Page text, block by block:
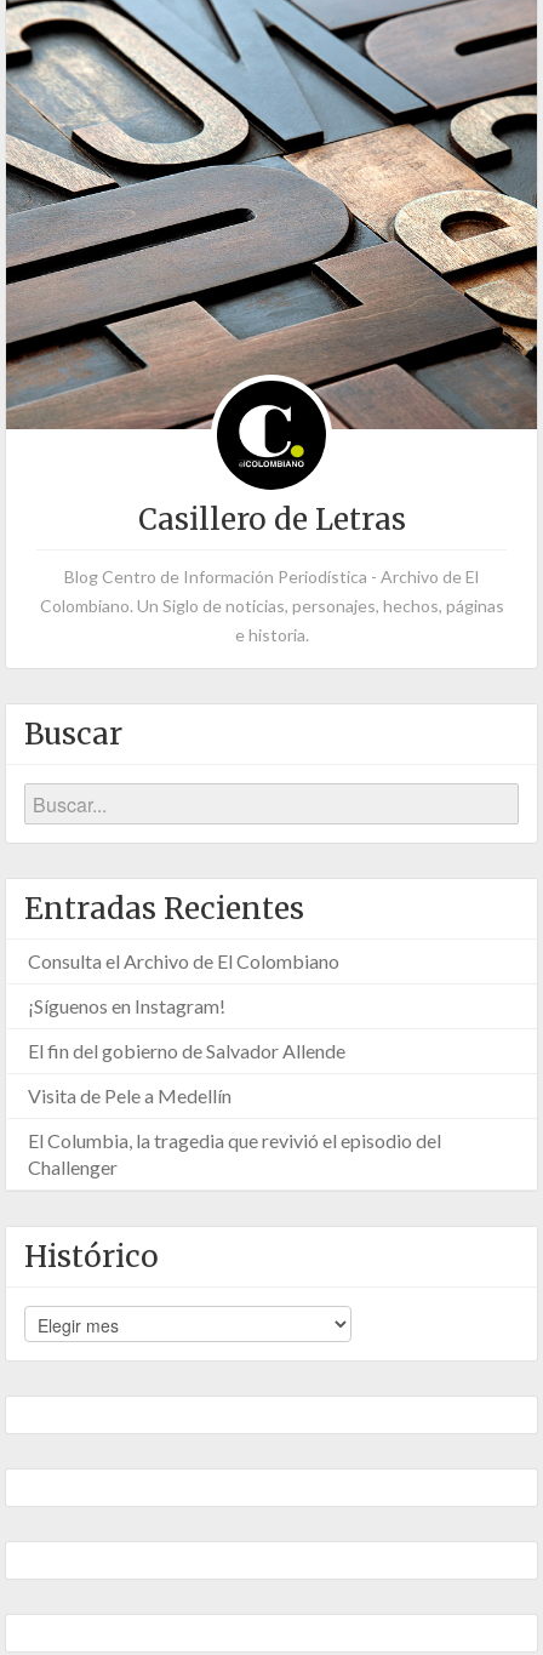
Casillero de Letras
Blog Centro de Información Periodística - Archivo de El
Colombiano. Un Siglo de noticias, personajes, hechos, páginas
e historia.
Buscar
Entradas Recientes
Consulta el Archivo de El Colombiano
¡Síguenos en Instagram!
El fin del gobierno de Salvador Allende
Visita de Pele a Medellín
El Columbia, la tragedia que revivió el episodio del
Challenger
Histórico